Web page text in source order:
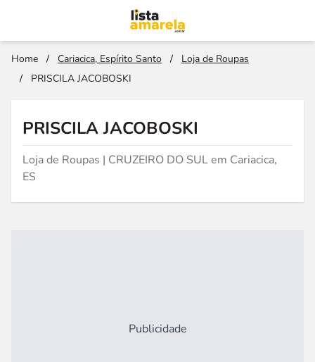
Home / Cariacica, Espírito Santo /
Loja de Roupas
/
PRISCILA JACOBOSKI
PRISCILA JACOBOSKI
Loja de Roupas | CRUZEIRO DO SUL em Cariacica,
ES
Publicidade